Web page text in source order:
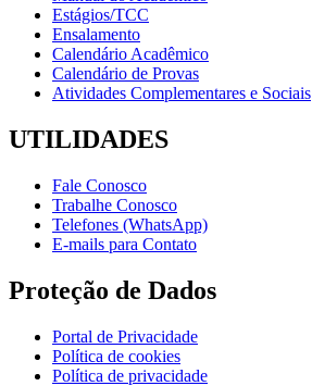
Estágios/TCC
Ensalamento
Calendário Acadêmico
Calendário de Provas
Atividades Complementares e Sociais
UTILIDADES
Fale Conosco
Trabalhe Conosco
Telefones (WhatsApp)
E-mails para Contato
Proteção de Dados
Portal de Privacidade
Política de cookies
Política de privacidade